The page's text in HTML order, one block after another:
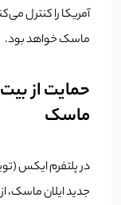
آمریکا را کنترل
ماسک خواهد بود.
حمایت از
ماسک
در پلتفرم ایکس
جدید ایلان ماسک،